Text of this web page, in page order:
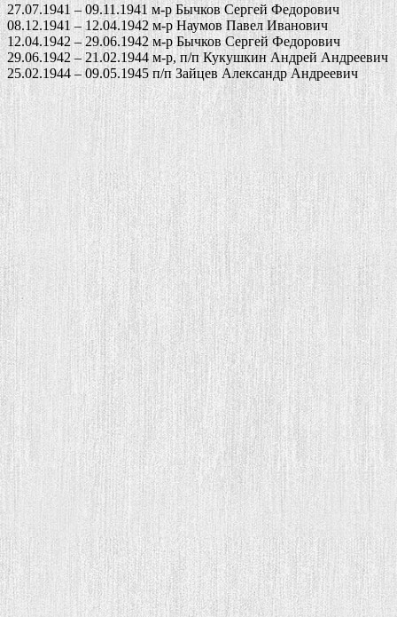
27.07.1941 – 09.11.1941 м-р Бычков Сергей Федорович
08.12.1941 – 12.04.1942 м-р Наумов Павел Иванович
12.04.1942 – 29.06.1942 м-р Бычков Сергей Федорович
29.06.1942 – 21.02.1944 м-р, п/п Кукушкин Андрей Андреевич
25.02.1944 – 09.05.1945 п/п Зайцев Александр Андреевич